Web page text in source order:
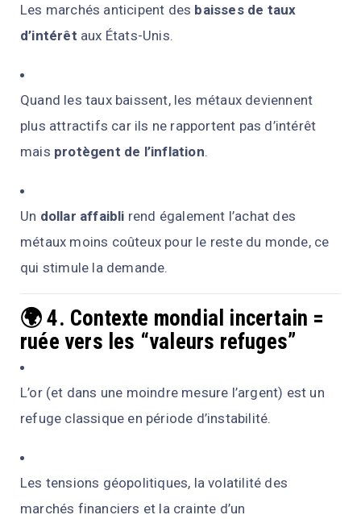
Les marchés anticipent des baisses de taux
d’intérêt aux États-Unis.
Quand les taux baissent, les métaux deviennent
plus attractifs car ils ne rapportent pas d’intérêt
mais protègent de l’inflation.
Un dollar affaibli rend également l’achat des
métaux moins coûteux pour le reste du monde, ce
qui stimule la demande.
🌍 4. Contexte mondial incertain =
ruée vers les “valeurs refuges”
L’or (et dans une moindre mesure l’argent) est un
refuge classique en période d’instabilité.
Les tensions géopolitiques, la volatilité des
marchés financiers et la crainte d’un